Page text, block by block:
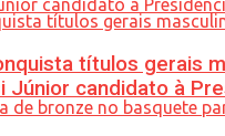
Júnior candidato à
títulos gerais